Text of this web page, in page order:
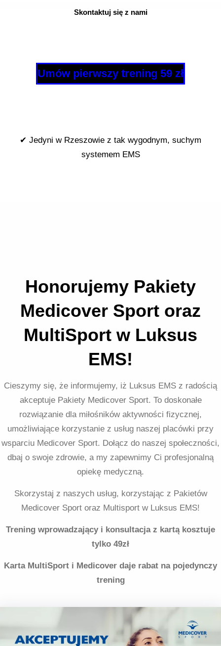
Skontaktuj się z nami
Umów pierwszy trening 59 zł
✔ Jedyni w Rzeszowie z tak wygodnym, suchym
systemem EMS
Honorujemy Pakiety
Medicover Sport oraz
MultiSport w Luksus
EMS!
Cieszymy się, że informujemy, iż Luksus EMS z radością
akceptuje Pakiety Medicover Sport. To doskonałe
rozwiązanie dla miłośników aktywności fizycznej,
umożliwiające korzystanie z usług naszej placówki przy
wsparciu Medicover Sport. Dołącz do naszej społeczności,
dbaj o swoje zdrowie, a my zapewnimy Ci profesjonalną
opiekę medyczną.
Skorzystaj z naszych usług, korzystając z Pakietów
Medicover Sport oraz Multisport w Luksus EMS!
Trening wprowadzający i konsultacja z kartą kosztuje
tylko 49zł
Karta MultiSport i Medicover daje rabat na pojedynczy
trening